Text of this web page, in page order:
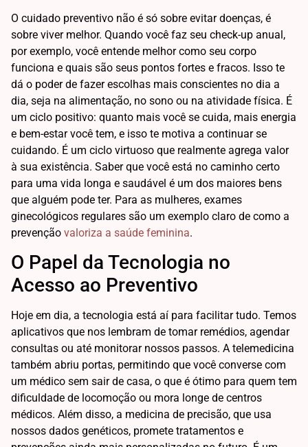
O cuidado preventivo não é só sobre evitar doenças, é
sobre viver melhor. Quando você faz seu check-up anual,
por exemplo, você entende melhor como seu corpo
funciona e quais são seus pontos fortes e fracos. Isso te
dá o poder de fazer escolhas mais conscientes no dia a
dia, seja na alimentação, no sono ou na atividade física. É
um ciclo positivo: quanto mais você se cuida, mais energia
e bem-estar você tem, e isso te motiva a continuar se
cuidando. É um ciclo virtuoso que realmente agrega valor
à sua existência. Saber que você está no caminho certo
para uma vida longa e saudável é um dos maiores bens
que alguém pode ter. Para as mulheres, exames
ginecológicos regulares são um exemplo claro de como a
prevenção valoriza a saúde feminina.
O Papel da Tecnologia no
Acesso ao Preventivo
Hoje em dia, a tecnologia está aí para facilitar tudo. Temos
aplicativos que nos lembram de tomar remédios, agendar
consultas ou até monitorar nossos passos. A telemedicina
também abriu portas, permitindo que você converse com
um médico sem sair de casa, o que é ótimo para quem tem
dificuldade de locomoção ou mora longe de centros
médicos. Além disso, a medicina de precisão, que usa
nossos dados genéticos, promete tratamentos e